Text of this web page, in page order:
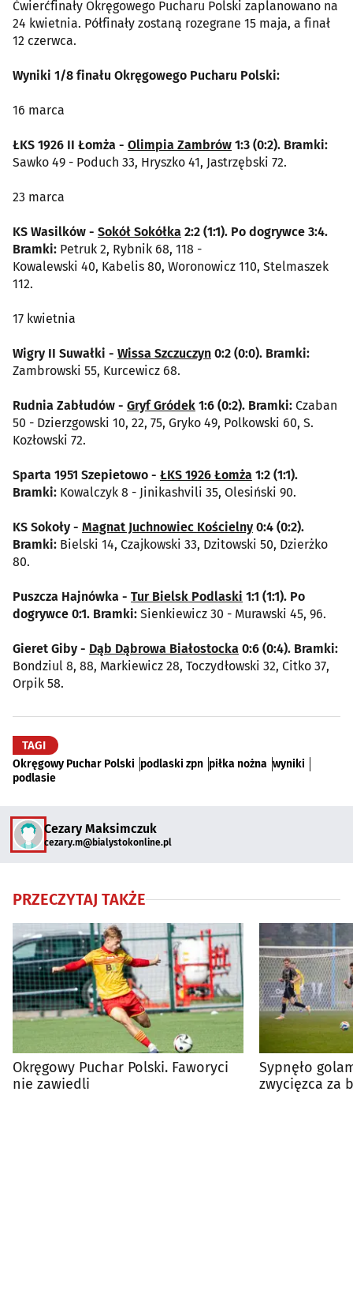
Ćwierćfinały Okręgowego Pucharu Polski zaplanowano na
24 kwietnia. Półfinały zostaną rozegrane 15 maja, a finał
12 czerwca.
Wyniki 1/8 finału Okręgowego Pucharu Polski:
16 marca
ŁKS 1926 II Łomża - Olimpia Zambrów 1:3 (0:2). Bramki:
Sawko 49 - Poduch 33, Hryszko 41, Jastrzębski 72.
23 marca
KS Wasilków - Sokół Sokółka 2:2 (1:1). Po dogrywce 3:4.
Bramki: Petruk 2, Rybnik 68, 118 -
Kowalewski 40, Kabelis 80, Woronowicz 110, Stelmaszek
112.
17 kwietnia
Wigry II Suwałki - Wissa Szczuczyn 0:2 (0:0). Bramki:
Zambrowski 55, Kurcewicz 68.
Rudnia Zabłudów - Gryf Gródek 1:6 (0:2). Bramki: Czaban
50 - Dzierzgowski 10, 22, 75, Gryko 49, Polkowski 60, S.
Kozłowski 72.
Sparta 1951 Szepietowo - ŁKS 1926 Łomża 1:2 (1:1).
Bramki: Kowalczyk 8 - Jinikashvili 35, Olesiński 90.
KS Sokoły - Magnat Juchnowiec Kościelny 0:4 (0:2).
Bramki: Bielski 14, Czajkowski 33, Dzitowski 50, Dzierżko
80.
Puszcza Hajnówka - Tur Bielsk Podlaski 1:1 (1:1). Po
dogrywce 0:1. Bramki: Sienkiewicz 30 - Murawski 45, 96.
Gieret Giby - Dąb Dąbrowa Białostocka 0:6 (0:4). Bramki:
Bondziul 8, 88, Markiewicz 28, Toczydłowski 32, Citko 37,
Orpik 58.
TAGI
Okręgowy Puchar Polski podlaski zpn piłka nożna wyniki
podlasie
Cezary Maksimczuk
cezary.m@bialystokonline.pl
PRZECZYTAJ TAKŻE
Okręgowy Puchar Polski. Faworyci
nie zawiedli
Sypnęło
zwycięzca za